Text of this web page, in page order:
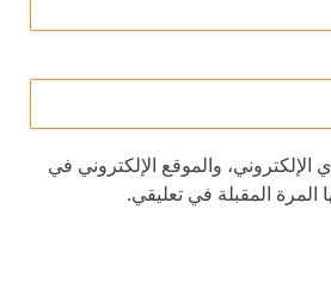
والموقع الإلكتروني في
المرة المقبلة في تعليقي.